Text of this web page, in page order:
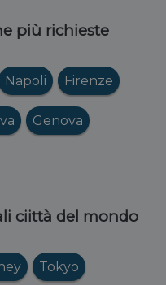
più richieste
Napoli Firenze
Genova
ciittà del mondo
Tokyo